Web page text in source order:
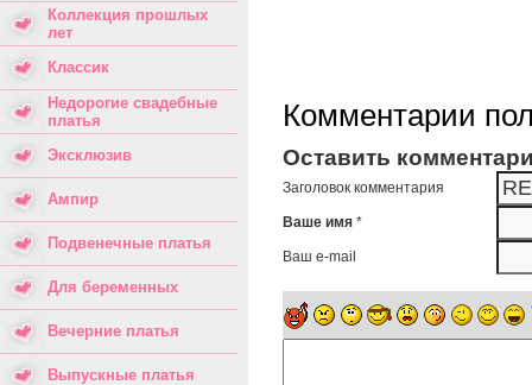
Коллекция прошлых
лет
Классик
Недорогие свадебные
платья
Эксклюзив
Ампир
Подвенечные платья
Для беременных
Вечерние платья
Выпускные платья
Комментарии
Оставить
Заголовок комментария
Ваше имя *
Ваш e-mail